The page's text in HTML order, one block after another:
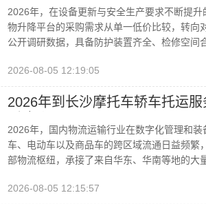
2026年，在设备更新与安全生产要求不断提升
物升降平台的采购需求从单一低价比较，转向
公开调研数据，具备防护装置齐全、检修空间
2026-08-05 12:19:05
2026年到长沙摩托车轿车托运
2026年，国内物流运输行业在数字化管理和
车、电动车以及商品车的跨区域流通日益频繁
部物流枢纽，承接了来自华东、华南等地的大
2026-08-05 12:15:57